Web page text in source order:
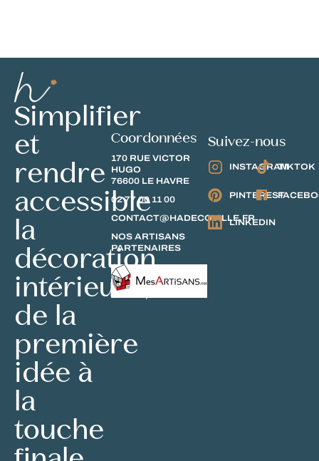
Simplifier
et
rendre
accessible
la
décoration
intérieure,
de la
première
idée à
la
touche
Coordonnées
170 RUE VICTOR
HUGO
76600 LE HAVRE
02 77 00 11 00
CONTACT@HADECOVILLE.FR
NOS ARTISANS
PARTENAIRES
Suivez-nous
INSTAGRAM
PINTEREST
LINKEDIN
TIKTOK